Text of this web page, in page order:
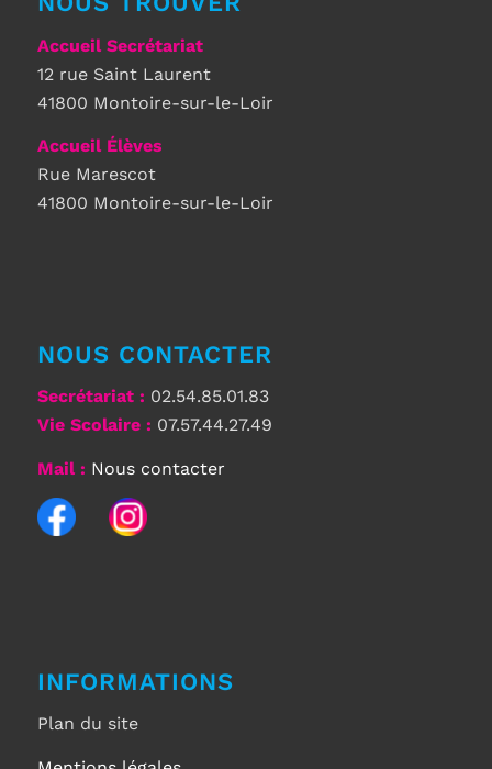
Accueil Secrétariat
12 rue Saint Laurent
41800 Montoire-sur-le-Loir
Accueil Élèves
Rue Marescot
41800 Montoire-sur-le-Loir
NOUS CONTACTER
Secrétariat : 02.54.85.01.83
Vie Scolaire : 07.57.44.27.49
Mail : Nous contacter
INFORMATIONS
Plan du site